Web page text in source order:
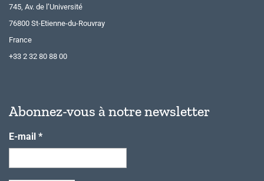
745, Av. de l’Université
76800 St-Etienne-du-Rouvray
France
+33 2 32 80 88 00
Abonnez-vous à notre newsletter
E-mail *